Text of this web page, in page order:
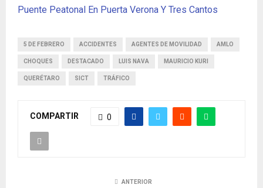
Puente Peatonal En Puerta Verona Y Tres Cantos
5 DE FEBRERO ACCIDENTES AGENTES DE MOVILIDAD AMLO
CHOQUES DESTACADO LUIS NAVA MAURICIO KURI
QUERÉTARO SICT TRÁFICO
COMPARTIR 0
ANTERIOR